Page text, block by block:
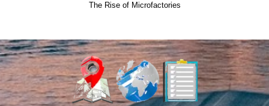
The Rise of Microfactories